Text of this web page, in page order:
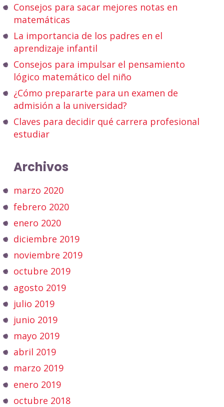
Consejos para sacar mejores notas en
matemáticas
La importancia de los padres en el
aprendizaje infantil
Consejos para impulsar el pensamiento
lógico matemático del niño
¿Cómo prepararte para un examen de
admisión a la universidad?
Claves para decidir qué carrera profesional
estudiar
Archivos
marzo 2020
febrero 2020
enero 2020
diciembre 2019
noviembre 2019
octubre 2019
agosto 2019
julio 2019
junio 2019
mayo 2019
abril 2019
marzo 2019
enero 2019
octubre 2018